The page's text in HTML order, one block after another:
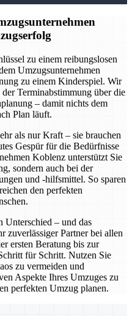
zu einem reibungslosen
Umzugsunternehmen
zu einem Kinderspiel. Wir
Terminabstimmung über die
– damit nichts dem
Plan läuft.
als nur Kraft – sie brauchen
Gespür für die Bedürfnisse
Koblenz unterstützt Sie
sondern auch bei der
und -hilfsmittel. So sparen
den perfekten
Unterschied – und das
zuverlässiger Partner bei allen
ersten Beratung bis zur
für Schritt. Nutzen Sie
zu vermeiden und
Aspekte Ihres Umzuges zu
perfekten Umzug planen.